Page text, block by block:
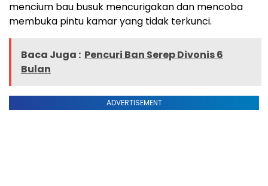
mencium bau busuk mencurigakan dan mencoba
membuka pintu kamar yang tidak terkunci.
Baca Juga : Pencuri Ban Serep Divonis 6
Bulan
ADVERTISEMENT